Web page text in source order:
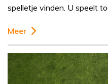
spelletje vinden. U speelt
Meer